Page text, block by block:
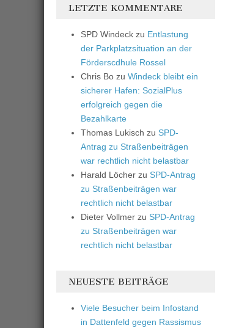
LETZTE KOMMENTARE
SPD Windeck zu Entlastung
der Parkplatzsituation an der
Förderscdhule Rossel
Chris Bo zu Windeck bleibt ein
sicherer Hafen: SozialPlus
erfolgreich gegen die
Bezahlkarte
Thomas Lukisch zu SPD-
Antrag zu Straßenbeiträgen
war rechtlich nicht belastbar
Harald Löcher zu SPD-Antrag
zu Straßenbeiträgen war
rechtlich nicht belastbar
Dieter Vollmer zu SPD-Antrag
zu Straßenbeiträgen war
rechtlich nicht belastbar
NEUESTE BEITRÄGE
Viele Besucher beim Infostand
in Dattenfeld gegen Rassismus